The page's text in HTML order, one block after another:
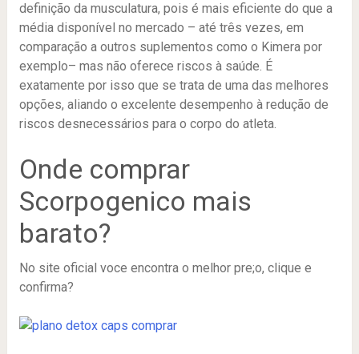
definição da musculatura, pois é mais eficiente do que a
média disponível no mercado – até três vezes, em
comparação a outros suplementos como o Kimera por
exemplo– mas não oferece riscos à saúde. É
exatamente por isso que se trata de uma das melhores
opções, aliando o excelente desempenho à redução de
riscos desnecessários para o corpo do atleta.
Onde comprar
Scorpogenico mais
barato?
No site oficial voce encontra o melhor pre;o, clique e
confirma?